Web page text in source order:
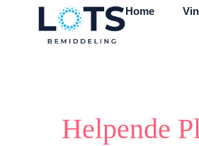
Home
Helpende